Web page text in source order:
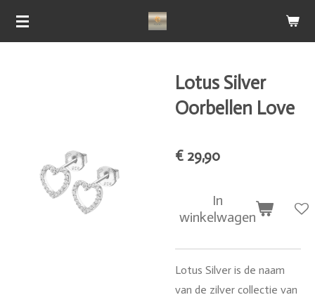
Ga
Lotus Silver
Oorbellen Love
€ 29,90
In
winkelwagen
Lotus Silver is de naam
van de zilver collectie van